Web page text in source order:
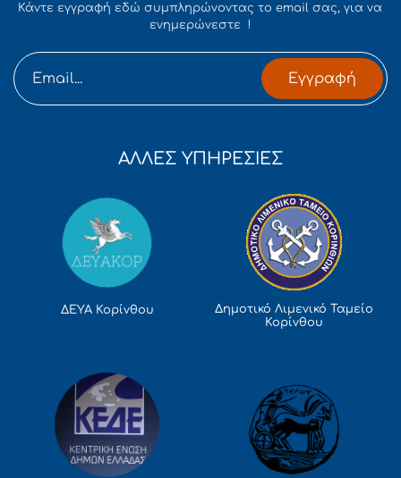
Κάντε εγγραφή εδώ συμπληρώνοντας το email σας, για να
ενημερώνεστε !
Εγγραφή
ΑΛΛΕΣ ΥΠΗΡΕΣΙΕΣ
ΔΕΥΑ Κορίνθου
Δημοτικό Λιμενικό Ταμείο
Κορίνθου